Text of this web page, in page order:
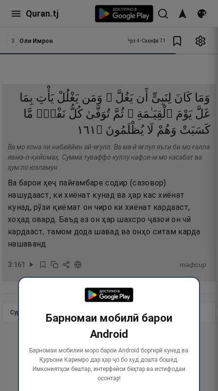
Quran.tj
3 Оли Имрон Ҷуз 4•Саҳифа 71
وَمَا كَانَ لِنَبِىٍّ أَن يَغُلَّ ۚ وَمَن يَغْلُلْ يَأْتِ بِمَا
غَلَّ يَوْمَ ٱلْقِيَـٰمَةِ ۚ ثُمَّ تُوَفَّىٰ كُلُّ نَفْسٍۢ مَّا
كَسَبَتْ وَهُمْ لَا يُظْلَمُونَ ۝ ١٦١
Ва мо кона ли набиййин ай-яғулл. Ва ма-й яғлул яъти би мо ғалла
явма-л-қийомаҳ. Сумма туваффо куллу нафси-м мо касабат ва
ҳум ло юзламун.
Ва барои ҳеҷ пайғамбаре содир (сазовор)
нашудааст, ки хиёнат кунад ва ҳар кас хиёнат
кунад, рӯзи қиёмат он чиро ки хиёнат кардааст,
хоҳад овард. Баъд аз он ҳар шахсро ҷазои он чӣ
кардааст, тамом дода шавад ва онҳо ситам карда
нашаванд.
3:161 тафсир
Сураи пурра Идома додан
Барномаи мобилӣ барои
Android
Барномаи мобилии моро барои Android боргирӣ кунед ва
Қуръони Каримро дар ҳар ҷо бо худ дошта бошед.
Имкониятҳои бештар, интерфейси беҳтар ва истифодаи
осонтар!